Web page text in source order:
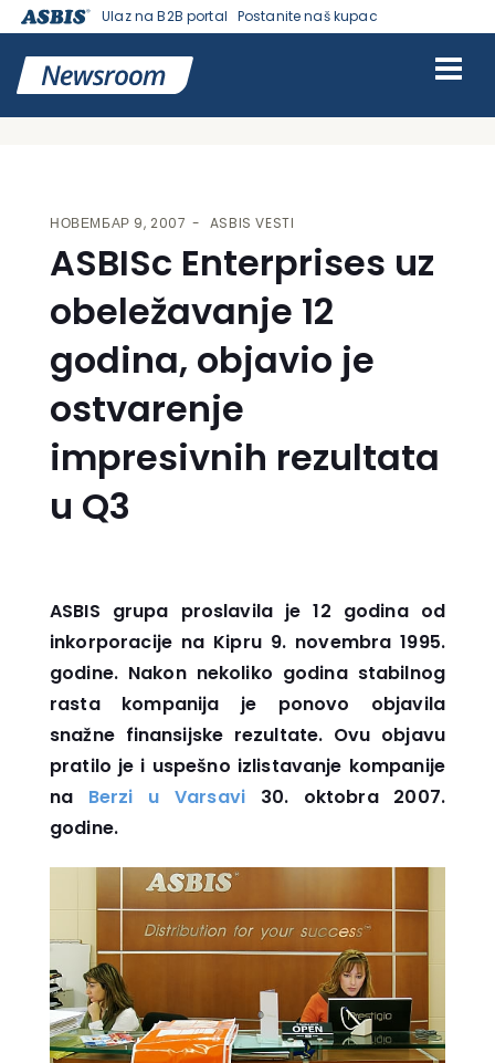
Ulaz na B2B portal Postanite naš kupac
OBELEŽAVANJE 12 GODINA, OBJAVIO JE OSTVARENJE
IMPRESIVNIH REZULTATA U Q3
НОВЕМБАР 9, 2007 ASBIS VESTI
ASBISc Enterprises uz
obeležavanje 12
godina, objavio je
ostvarenje
impresivnih rezultata
u Q3
ASBIS grupa proslavila je 12 godina od
inkorporacije na Kipru 9. novembra 1995.
godine. Nakon nekoliko godina stabilnog
rasta kompanija je ponovo objavila
snažne finansijske rezultate. Ovu objavu
pratilo je i uspešno izlistavanje kompanije
na Berzi u Varsavi 30. oktobra 2007.
godine.